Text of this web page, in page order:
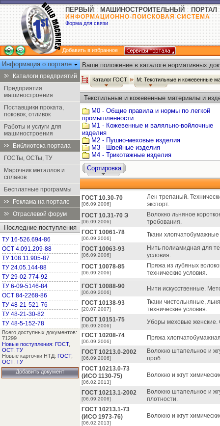
ПЕРВЫЙ МАШИНОСТРОИТЕЛЬНЫЙ ПОРТАЛ
ИНФОРМАЦИОННО-ПОИСКОВАЯ СИСТЕМА
Форма для связи
Добавить в избранное
Информация о портале
Каталоги предприятий
Предприятия
машиностроения
Поставщики проката,
поковок, отливок
Работы и услуги для
машиностроения
Библиотека портала
ГОСТы, ОСТы, ТУ
Марочник металлов и
сплавов
Бесплатные программы
Реклама на портале
Отраслевой форум
Последние поступления
ТУ 16-526.694-86
ОСТ 4.091.209-88
ТУ 108.11.905-87
ТУ 24.05.144-88
ТУ 29-02-774-92
ТУ 6-09-5146-84
ОСТ 84-2268-86
ТУ 48-21-521-76
ТУ 48-21-30-82
ТУ 48-5-152-78
Всего доступных документов:
71299
Новые поступления: ГОСТ,
ОСТ, ТУ
Новые карточки НТД: ГОСТ,
ОСТ, ТУ
Добавить документ
Ваше положение в каталоге нормативных
Каталог ГОСТ М: Текстильные и кожевенные
Текстильные и кожевенные материалы и
М0 - Общие правила и нормы по легкой
промышленности
М1 - Кожевенные и валяльно-войлочные
изделия
М2 - Пушно-меховые изделия
М3 - Швейные изделия
М4 - Трикотажные изделия
Сортировка
ГОСТ 10.30-70
[06.09.2006]
Лен трепаный.
экспорт.
ГОСТ 10.31-70 Э
[06.09.2006]
Волокно льняное
требования.
ГОСТ 10061-78
[06.09.2006]
Ткани
ГОСТ 10063-93
[06.09.2006]
Нить полиамидная для
условия.
ГОСТ 10078-85
[06.09.2006]
Пряжа из лубяных
технические условия.
ГОСТ 10088-90
[06.09.2006]
Нити искусственные.
ГОСТ 10138-93
[20.07.2007]
Ткани чистольняные,
технические условия.
ГОСТ 10151-75
[06.09.2006]
Уборы меховые женские.
ГОСТ 10208-74
[06.09.2006]
Пряжа
ГОСТ 10213.0-2002
[06.09.2006]
Волокно штапельное и
проб.
ГОСТ 10213.0-73
(ИСО 1130-75)
[06.02.2013]
Волокно и жгут
ГОСТ 10213.1-2002
[06.09.2006]
Волокно штапельное и
плотности.
ГОСТ 10213.1-73
(ИСО 1973-76)
[06.02.2013]
Волокно и жгут